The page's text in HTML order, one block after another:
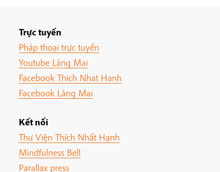
Trực tuyến
Pháp thoại trực tuyến
Youtube Làng Mai
Facebook Thich Nhat Hanh
Facebook Làng Mai
Kết nối
Thư Viện Thích Nhất Hạnh
Mindfulness Bell
Parallax press